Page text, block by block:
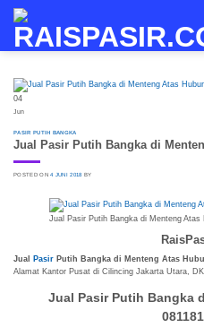
content
04
Jun
PASIR PUTIH BANGKA
Jual Pasir Putih Bangka di
POSTED ON4 JUNI 2018 BY
Jual Pasir Putih Bangka di Menteng Atas
Jual Pasir Putih Bangka di Menteng Atas
Alamat Kantor Pusat di Cilincing Jakarta Utara,
Jual Pasir Putih Bangka